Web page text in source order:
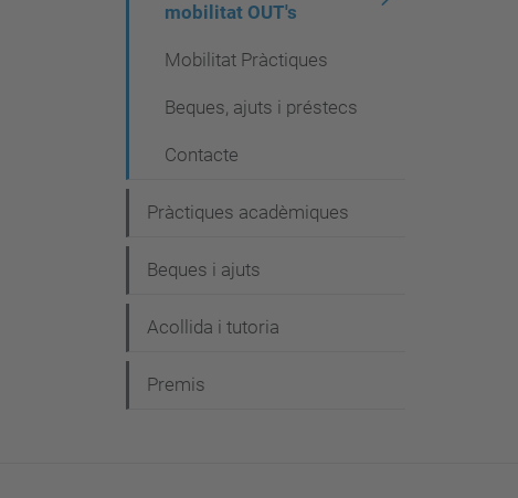
mobilitat OUT's
Mobilitat Pràctiques
Beques, ajuts i préstecs
Contacte
Pràctiques acadèmiques
Beques i ajuts
Acollida i tutoria
Premis